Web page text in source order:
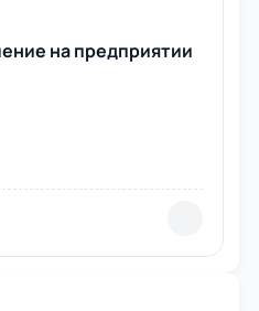
на предприятии